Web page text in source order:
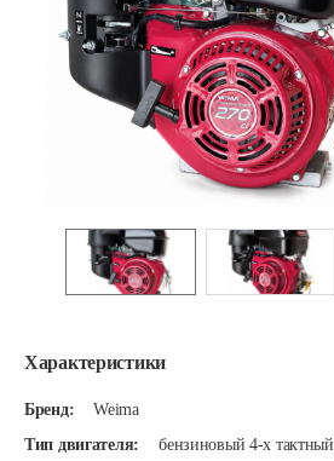
Характеристики
Бренд:
Weima
Тип двигателя:
бензиновый 4-х тактный